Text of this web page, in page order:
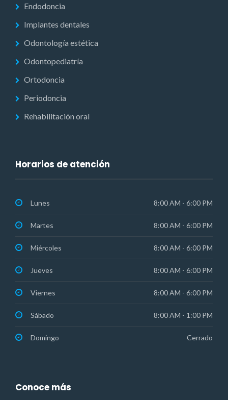
Endodoncia
Implantes dentales
Odontología estética
Odontopediatría
Ortodoncia
Periodoncia
Rehabilitación oral
Horarios de atención
Lunes 8:00 AM - 6:00 PM
Martes 8:00 AM - 6:00 PM
Miércoles 8:00 AM - 6:00 PM
Jueves 8:00 AM - 6:00 PM
Viernes 8:00 AM - 6:00 PM
Sábado 8:00 AM - 1:00 PM
Domingo Cerrado
Conoce más